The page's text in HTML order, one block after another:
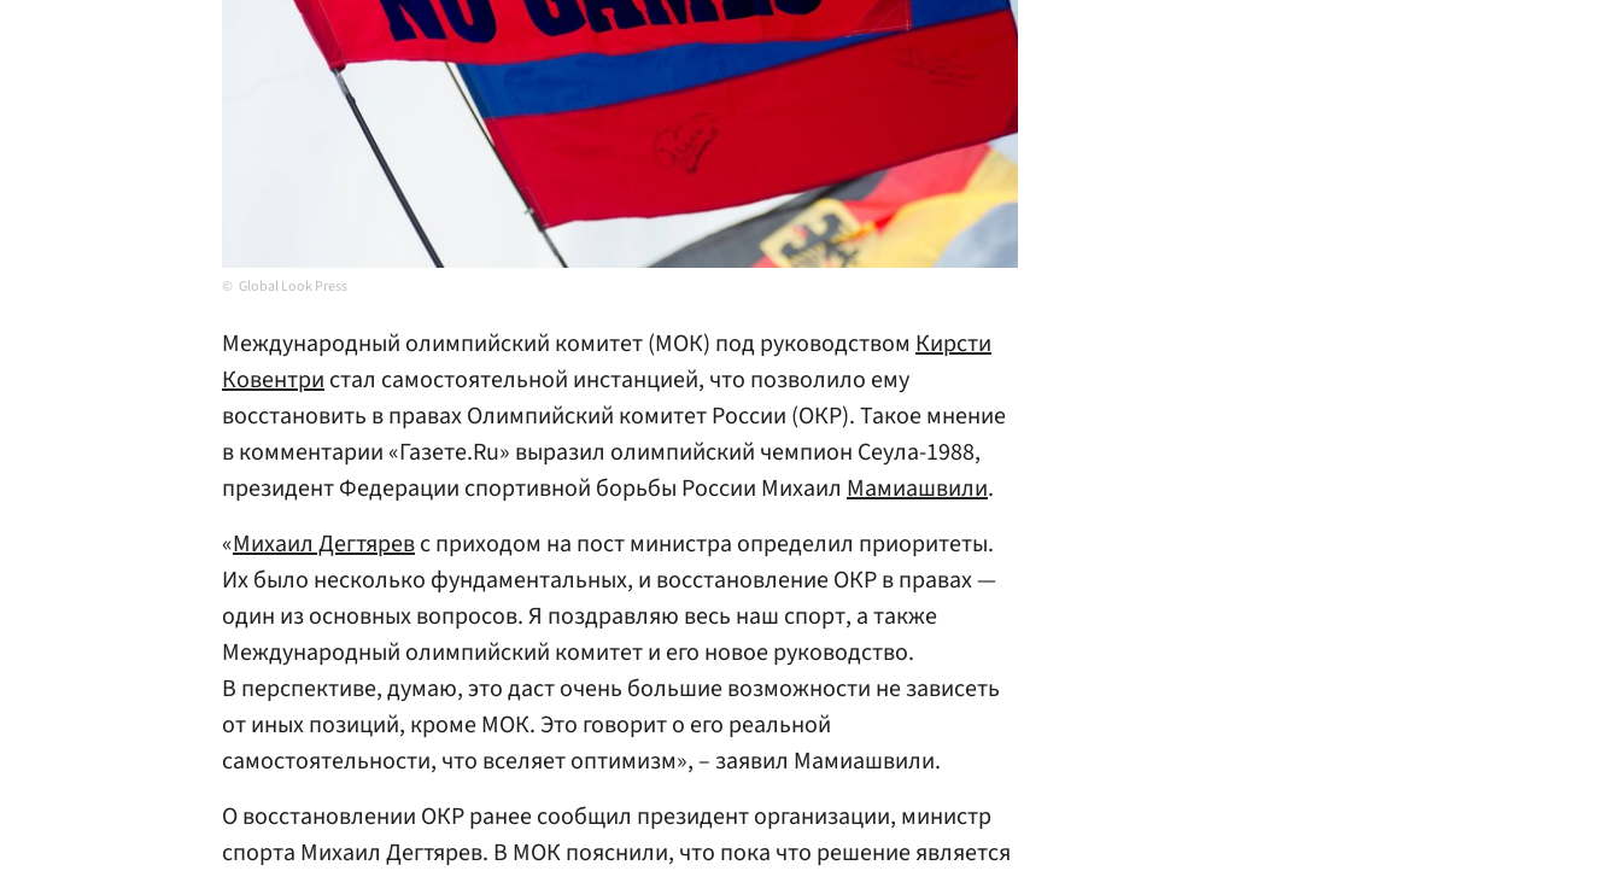
Global Look Press
Международный олимпийский комитет (МОК) под руководством Кирсти
Ковентристал самостоятельной инстанцией, что позволило ему
восстановить в правах Олимпийский комитет России (ОКР). Такое мнение
в комментарии «Газете.Ru» выразил олимпийский чемпион Сеула-1988,
президент Федерации спортивной борьбы России Михаил Мамиашвили.
«Михаил Дегтяревс приходом на пост министра определил приоритеты.
Их было несколько фундаментальных, и восстановление ОКР в правах —
один из основных вопросов. Я поздравляю весь наш спорт, а также
Международный олимпийский комитет и его новое руководство.
В перспективе, думаю, это даст очень большие возможности не зависеть
от иных позиций, кроме МОК. Это говорит о его реальной
самостоятельности, что вселяет оптимизм», – заявил Мамиашвили.
О восстановлении ОКР ранее сообщил президент организации, министр
спорта Михаил Дегтярев. В МОК пояснили, что пока что решение является